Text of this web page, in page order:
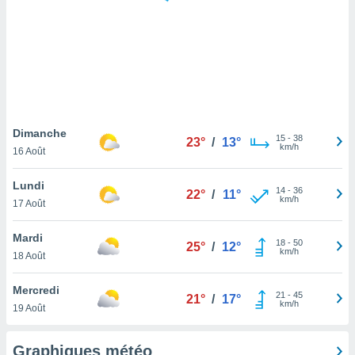
notre
que
et que
Dimanche
16 Août
23° / 13° 15- 38
km/h
Lundi
17 Août
22° / 11° 14- 36
km/h
Mardi
18 Août
25° / 12° 18- 50
km/h
Mercredi
19 Août
21° / 17° 21 - 45
km/h
Graphiques météo